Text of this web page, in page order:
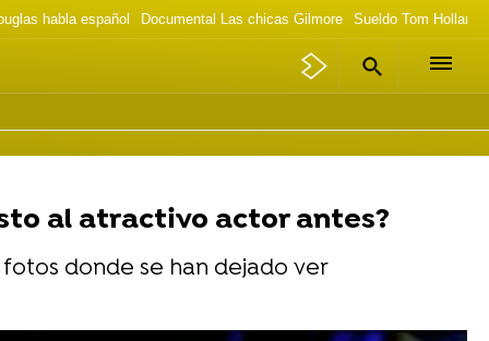
habla español Documental Las chicas Gilmore Sueldo Tom Holland
al atractivo actor antes?
donde se han dejado ver